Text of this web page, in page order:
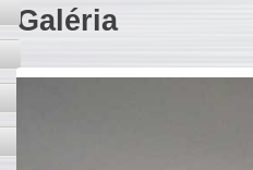
Galéria